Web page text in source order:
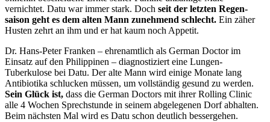
vernichtet. Datu war immer stark. Doch seit der letzten Regen­
saison geht es dem alten Mann zunehmend schlecht. Ein zäher
Husten zehrt an ihm und er hat kaum noch Appetit.
Dr. Hans-Peter Franken – ehren­amtlich als German Doctor im
Einsatz auf den Philippinen – diagnosti­ziert eine Lungen-
Tuberkulose bei Datu. Der alte Mann wird einige Monate lang
Antibiotika schlucken müssen, um voll­ständig gesund zu werden.
Sein Glück ist, dass die German Doctors mit ihrer Rolling Clinic
alle 4 Wochen Sprech­stunde in seinem abge­legenen Dorf abhalten.
Beim nächsten Mal wird es Datu schon deutlich besser­gehen.